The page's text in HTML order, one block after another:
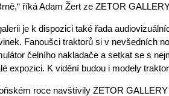
říká Adam Žert ze ZETOR
je k dispozici také řada
Fanoušci traktorů si v nevšedních
čelního nakladače a setkat se s
expozici. K vidění budou i modely
roce navštívily ZETOR